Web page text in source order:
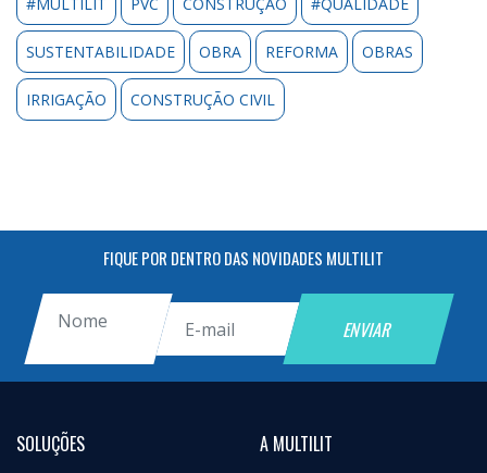
SUSTENTABILIDADE OBRA REFORMA OBRAS
IRRIGAÇÃO CONSTRUÇÃO CIVIL
FIQUE POR DENTRO DAS NOVIDADES MULTILIT
SOLUÇÕES
A MULTILIT